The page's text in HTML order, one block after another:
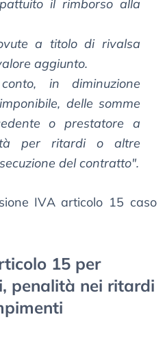
il rimborso alla
a titolo di rivalsa
aggiunto.
in diminuzione
delle somme
o prestatore a
per ritardi o altre
del contratto".
IVA articolo 15 caso
15 per
penalità nei ritardi